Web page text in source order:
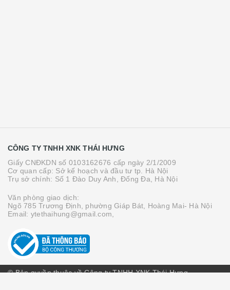
CÔNG TY TNHH XNK THÁI HƯNG
Giấy CNĐKDN số 0103162676 cấp ngày 2/1/2009
Cơ quan cấp: Sở kế hoạch và đầu tư tp. Hà Nội
Trụ sở chính: Số 1 Đào Duy Anh, Đống Đa, Hà Nội
Văn phòng giao dịch:
Ngõ 785 Trương Định, phường Giáp Bát, Hoàng Mai- Hà Nội
Email: ytethaihung@gmail.com,
© Bản quyền thuộc về Công ty TNHH XNK Thái Hưng